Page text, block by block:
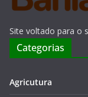
Site voltado para o
Categorias
Agricutura